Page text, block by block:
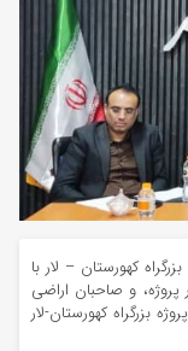
کهورستان – لار با
و صاحبان اراضی
بزرگراه کهورستان-لار